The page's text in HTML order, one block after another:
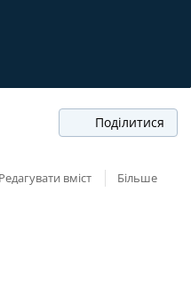
Поділитися
Редагувати вміст
Більше